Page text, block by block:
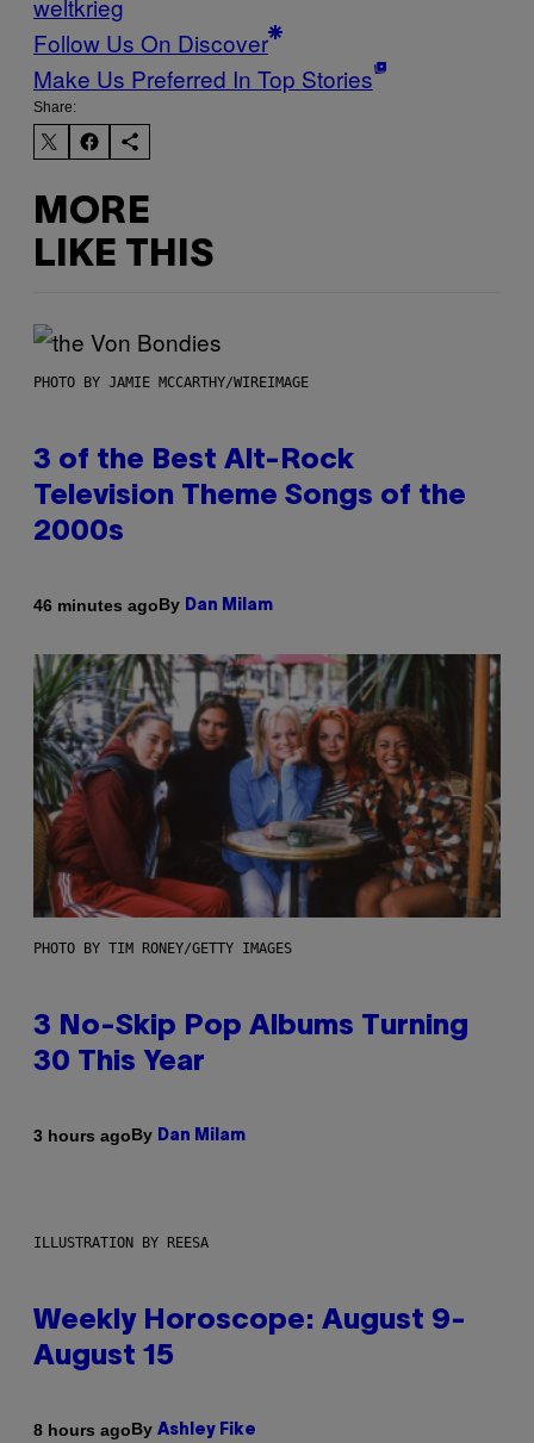
weltkrieg
Follow Us On Discover
Make Us Preferred In Top Stories
Share:
MORE
LIKE THIS
PHOTO BY JAMIE MCCARTHY/WIREIMAGE
3 of the Best Alt-Rock
Television Theme Songs of the
2000s
46 minutes agoBy Dan Milam
PHOTO BY TIM RONEY/GETTY IMAGES
3 No-Skip Pop Albums Turning
30 This Year
3 hours agoBy Dan Milam
ILLUSTRATION BY REESA
Weekly Horoscope: August 9-
August 15
8 hours agoBy Ashley Fike